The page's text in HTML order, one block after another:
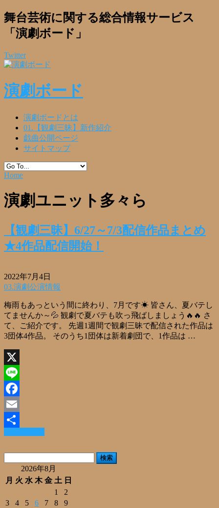
舞台芸術に関する総合情報サービス
「演劇ボード」
Twitter
演劇ボード
演劇ボードとは
01.【観劇三昧】新作紹介
戯曲公開ページ
サイトマップ
Home
演劇ユニット多々ら
【観劇三昧】6/27～7/3配信作品まとめ
★4作品配信開始！
2022年7月4日
03.演劇公演情報
梅雨もあっという間に終わり、7月です☀ 皆さん、夏バテし
てませんか～💦 観劇で夏バテも吹っ飛ばしましょう🔥🔥 さ
て、ご紹介です。 先週1週間で観劇三昧で配信された作品は
3団体4作品。 そのうち1団体は新着劇団で、1作品は …
X
Line
Facebook
Email
共
有
2026年8月
月 火 水 木 金 土 日
1
2
3
4 5 6 7 8
9